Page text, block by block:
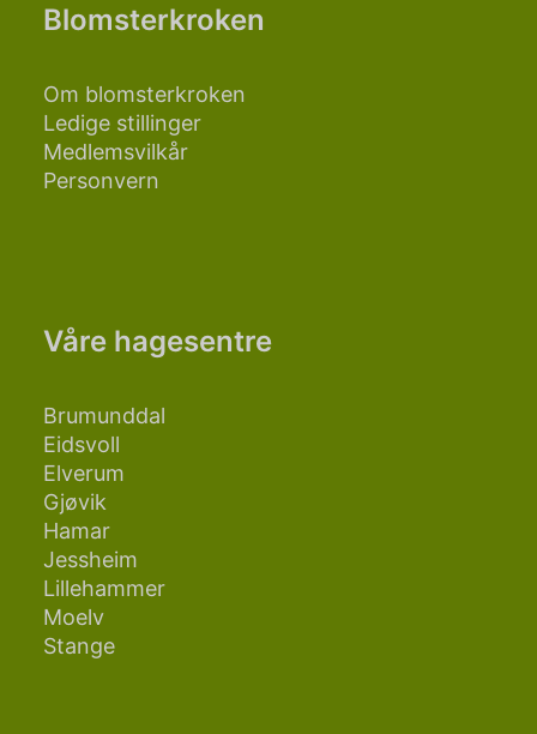
Blomsterkroken
Om blomsterkroken
Ledige stillinger
Medlemsvilkår
Personvern
Våre hagesentre
Brumunddal
Eidsvoll
Elverum
Gjøvik
Hamar
Jessheim
Lillehammer
Moelv
Stange